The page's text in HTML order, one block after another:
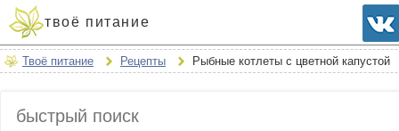
твоё питание
Твоё питание Рецепты Рыбные котлеты с цветной капустой